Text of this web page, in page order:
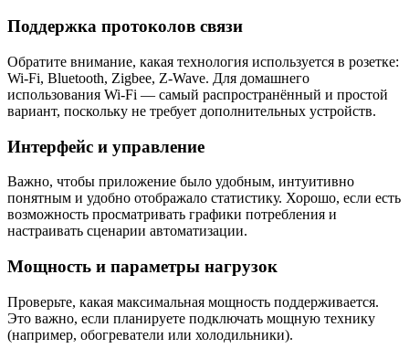
Поддержка протоколов связи
Обратите внимание, какая технология используется в розетке:
Wi-Fi, Bluetooth, Zigbee, Z-Wave. Для домашнего
использования Wi-Fi — самый распространённый и простой
вариант, поскольку не требует дополнительных устройств.
Интерфейс и управление
Важно, чтобы приложение было удобным, интуитивно
понятным и удобно отображало статистику. Хорошо, если есть
возможность просматривать графики потребления и
настраивать сценарии автоматизации.
Мощность и параметры нагрузок
Проверьте, какая максимальная мощность поддерживается.
Это важно, если планируете подключать мощную технику
(например, обогреватели или холодильники).